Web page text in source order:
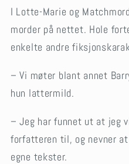
I Lotte-Marie og
morder på nettet. Hole
enkelte andre
– Vi møter blant annet
hun lattermild.
– Jeg har funnet ut at jeg
forfatteren til, og nevner
egne tekster.